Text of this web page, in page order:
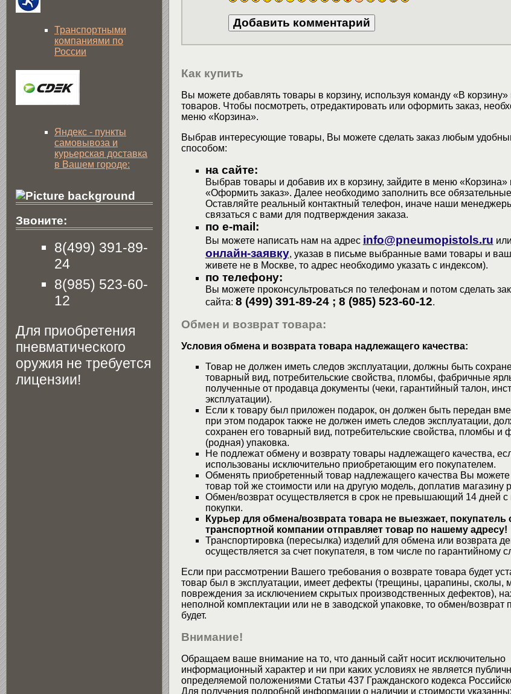
Как купить
Вы можете добавлять товары в корзину, используя команду «В корзину»
товаров. Чтобы посмотреть, отредактировать или оформить заказ,
меню «Корзина».
Выбрав интересующие товары, Вы можете сделать заказ любым
способом:
на сайте:
Выбрав товары и добавив их в корзину, зайдите в меню
«Оформить заказ». Далее необходимо заполнить все
Оставляйте реальный контактный телефон, иначе наши
связаться с вами для подтверждения заказа.
по e-mail:
Вы можете написать нам на адрес info@pneumopistols.ru или
онлайн-заявку, указав в письме выбранные вами товары и
живете не в Москве, то адрес необходимо указать с индексом).
по телефону:
Вы можете проконсультроваться по телефонам и потом сделать
сайта: 8 (499) 391-89-24 ; 8 (985) 523-60-12.
Обмен и возврат товара:
Условия обмена и возврата товара надлежащего качества:
Товар не должен иметь следов эксплуатации, должны быть
товарный вид, потребительские свойства, пломбы, фабричные
полученные от продавца документы (чеки, гарантийный талон,
эксплуатации).
Если к товару был приложен подарок, он должен быть передан
при этом подарок также не должен иметь следов эксплуатации,
сохранен его товарный вид, потребительские свойства, пломбы и
(родная) упаковка.
Не подлежат обмену и возврату товары надлежащего качества,
использованы исключительно приобретающим его покупателем.
Обменять приобретенный товар надлежащего качества Вы
товар той же стоимости или на другую модель, доплатив магазину
Обмен/возврат осуществляется в срок не превышающий 14 дней с
покупки.
Курьер для обмена/возврата товара не выезжает,
транспортной компании отправляет товар по нашему адресу!
Транспортировка (пересылка) изделий для обмена или возврата
осуществляется за счет покупателя, в том числе по гарантийному
Если при рассмотрении Вашего требования о возврате товара будет
товар был в эксплуатации, имеет дефекты (трещины, царапины, сколы,
повреждения за исключением скрытых производственных дефектов),
неполной комплектации или не в заводской упаковке, то обмен/возврат
будет.
Внимание!
Обращаем ваше внимание на то, что данный сайт носит исключительно
информационный характер и ни при каких условиях не является
определяемой положениями Статьи 437 Гражданского кодекса
Для получения подробной информации о наличии и стоимости
Транспортными
компаниями по
России
Яндекс - пункты
самовывоза и
курьерская доставка
в Вашем городе:
Звоните:
8(499) 391-89-
24
8(985) 523-60-
12
Для приобретения
пневматического
оружия не требуется
лицензии!